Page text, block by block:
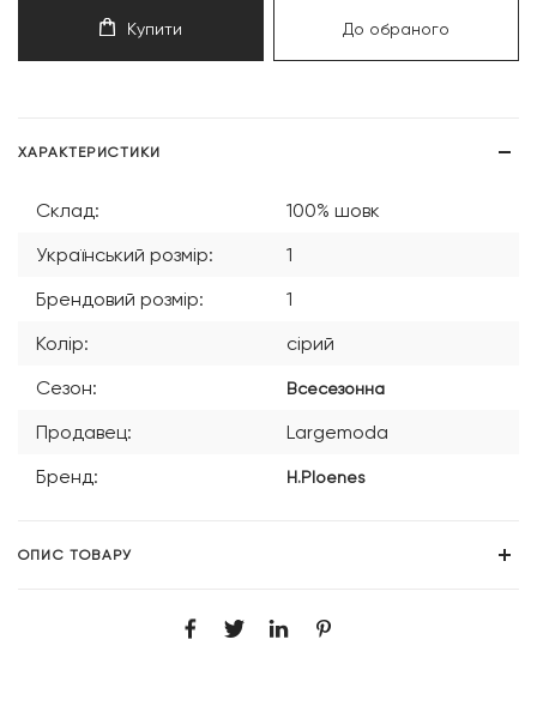
Купити До обраного
ХАРАКТЕРИСТИКИ
Склад:
100% шовк
Український розмір:
1
Брендовий розмір:
1
Колір:
сірий
Сезон:
Всесезонна
Продавец:
Largemoda
Бренд:
H.Ploenes
ОПИС ТОВАРУ